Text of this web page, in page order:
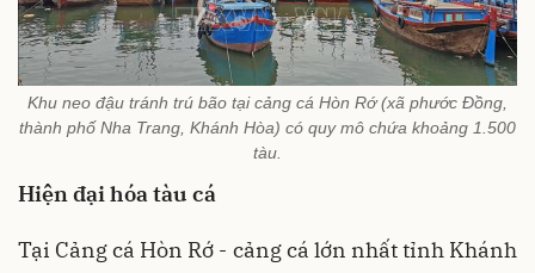
Khu neo đậu tránh trú bão tại cảng cá Hòn Rớ (xã phước Đồng,
thành phố Nha Trang, Khánh Hòa) có quy mô chứa khoảng 1.500
tàu.
Hiện đại hóa tàu cá
Tại Cảng cá Hòn Rớ - cảng cá lớn nhất tỉnh Khánh